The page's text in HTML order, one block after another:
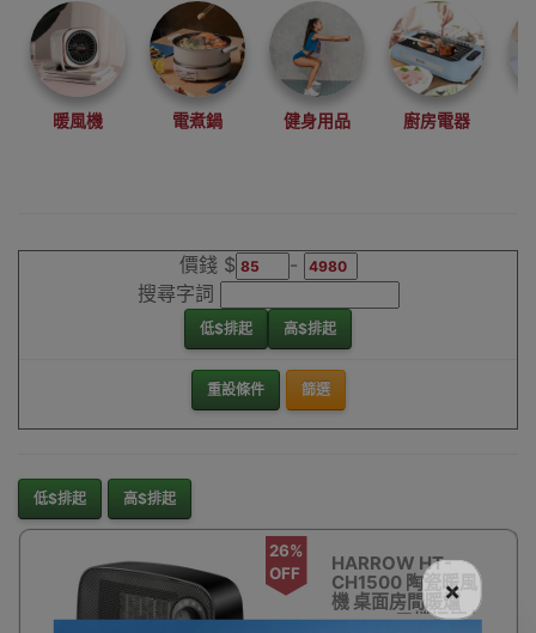
現貨發售，歡迎
陳列室參觀
Harrow保暖家電
香港銷售點
暖風機 電煮鍋 健身用品 廚房電器
價錢 $
-
搜尋字詞
低$排起 高$排起
重設條件 篩選
低$排起 高$排起
26%
OFF
HARROW HT-
CH1500 陶瓷暖風
機 桌面房間暖爐
1500W三檔調節 |
×